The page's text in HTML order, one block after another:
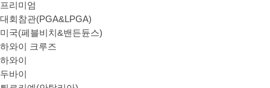
프리미엄
대회참관(PGA&LPGA)
미국(페블비치&밴든듄스)
하와이 크루즈
하와이
두바이